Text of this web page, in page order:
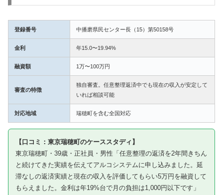
登録番号 中播磨県民センター長（15）第50158号
金利 年15.0〜19.94%
融資額 1万〜100万円
審査の特徴
独自審査。任意整理返済中でも現在の収入が安定して
いれば相談可能
対応地域 瑞穂町を含む全国対応
【口コミ：東京瑞穂町のケーススタディ】
東京瑞穂町・39歳・正社員・男性「任意整理の返済を2年間きちん
と続けてきた実績を伝えてアルコシステムに申し込みました。延
滞なしの返済実績と現在の収入を評価してもらい5万円を融資して
もらえました。金利は年19%台で月の負担は1,000円以下です」